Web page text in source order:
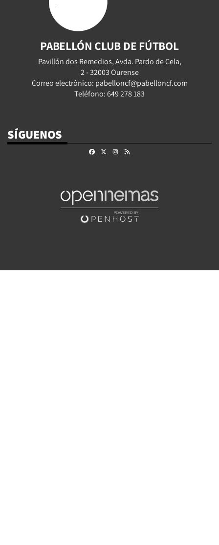
PABELLÓN CLUB DE FÚTBOL
Pavillón dos Remedios, Avda. Pardo de Cela,
2 - 32003 Ourense
Correo electrónico: pabelloncf@pabelloncf.com
Teléfono: 649 278 183
SÍGUENOS
FacebookInstagram